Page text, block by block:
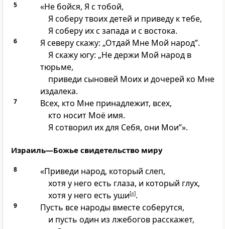
5
«Не бойся, Я с тобой,
Я соберу твоих детей и приведу к тебе,
Я соберу их с запада и с востока.
6
Я северу скажу: „Отдай Мне Мой народ”.
Я скажу югу: „Не держи Мой народ в
тюрьме,
приведи сыновей Моих и дочерей ко Мне
издалека.
7
Всех, кто Мне принадлежит, всех,
кто носит Моё имя.
Я сотворил их для Себя, они Мои”».
Израиль—Божье свидетельство миру
8
«Приведи народ, который слеп,
хотя у него есть глаза, и который глух,
хотя у него есть уши[a].
9
Пусть все народы вместе соберутся,
и пусть один из лжебогов расскажет,